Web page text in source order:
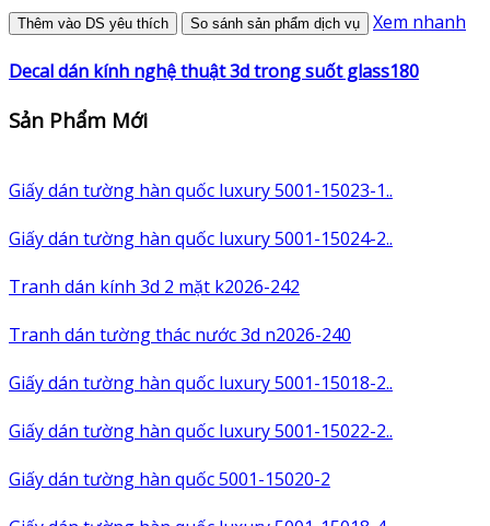
Thêm vào DS yêu thích So sánh sản phẩm dịch vụ Xem nhanh
Decal dán kính nghệ thuật 3d trong suốt glass180
Sản Phẩm Mới
Giấy dán tường hàn quốc luxury 5001-15023-1..
Giấy dán tường hàn quốc luxury 5001-15024-2..
Tranh dán kính 3d 2 mặt k2026-242
Tranh dán tường thác nước 3d n2026-240
Giấy dán tường hàn quốc luxury 5001-15018-2..
Giấy dán tường hàn quốc luxury 5001-15022-2..
Giấy dán tường hàn quốc 5001-15020-2